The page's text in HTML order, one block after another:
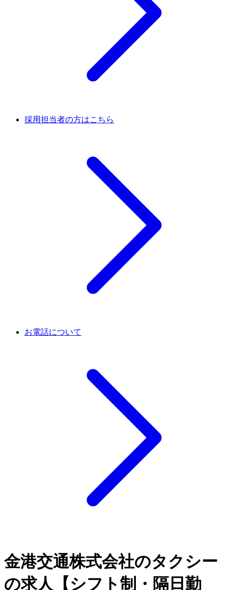
採用担当者の方はこちら
お電話について
金港交通株式会社のタクシー
の求人【シフト制・隔日勤